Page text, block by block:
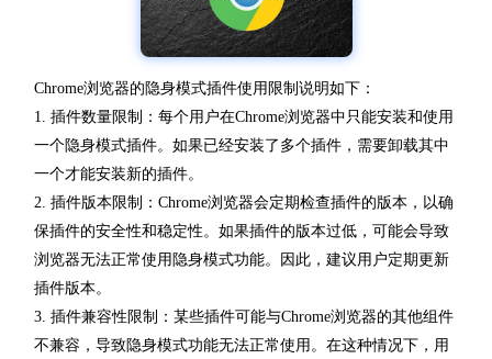
Chrome浏览器的隐身模式插件使用限制说明如下：
1. 插件数量限制：每个用户在Chrome浏览器中只能安装和使用
一个隐身模式插件。如果已经安装了多个插件，需要卸载其中
一个才能安装新的插件。
2. 插件版本限制：Chrome浏览器会定期检查插件的版本，以确
保插件的安全性和稳定性。如果插件的版本过低，可能会导致
浏览器无法正常使用隐身模式功能。因此，建议用户定期更新
插件版本。
3. 插件兼容性限制：某些插件可能与Chrome浏览器的其他组件
不兼容，导致隐身模式功能无法正常使用。在这种情况下，用